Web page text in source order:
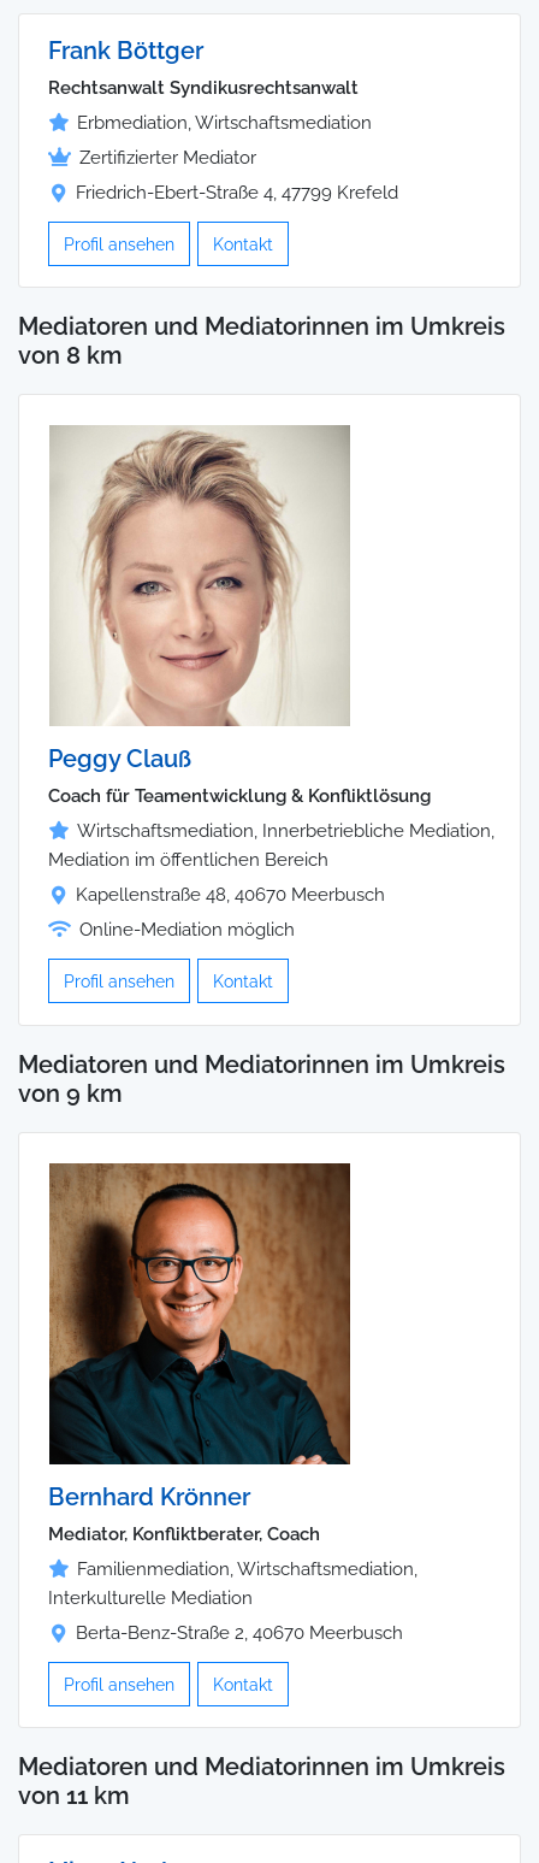
Frank Böttger
Rechtsanwalt Syndikusrechtsanwalt
Erbmediation, Wirtschaftsmediation
Zertifizierter Mediator
Friedrich-Ebert-Straße 4, 47799 Krefeld
Profil ansehen Kontakt
Mediatoren und Mediatorinnen im Umkreis
von 8 km
Peggy Clauß
Coach für Teamentwicklung & Konfliktlösung
Wirtschaftsmediation, Innerbetriebliche Mediation,
Mediation im öffentlichen Bereich
Kapellenstraße 48, 40670 Meerbusch
Online-Mediation möglich
Profil ansehen Kontakt
Mediatoren und Mediatorinnen im Umkreis
von 9 km
Bernhard Krönner
Mediator, Konfliktberater, Coach
Familienmediation, Wirtschaftsmediation,
Interkulturelle Mediation
Berta-Benz-Straße 2, 40670 Meerbusch
Profil ansehen Kontakt
Mediatoren und Mediatorinnen im Umkreis
von 11 km